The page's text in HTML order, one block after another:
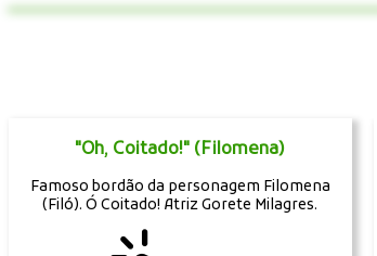
"Oh, Coitado!" (Filomena)
Famoso bordão da personagem Filomena
(Filó). Ó Coitado! Atriz Gorete Milagres.